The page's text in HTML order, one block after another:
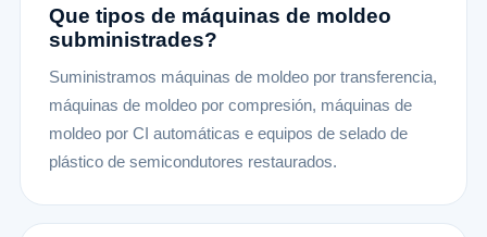
Que tipos de máquinas de moldeo
subministrades?
Suministramos máquinas de moldeo por transferencia,
máquinas de moldeo por compresión, máquinas de
moldeo por CI automáticas e equipos de selado de
plástico de semicondutores restaurados.